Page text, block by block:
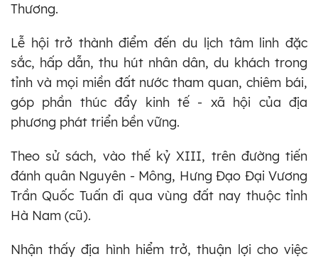
Thương.
Lễ hội trở thành điểm đến du lịch tâm linh đặc
sắc, hấp dẫn, thu hút nhân dân, du khách trong
tỉnh và mọi miền đất nước tham quan, chiêm bái,
góp phần thúc đẩy kinh tế - xã hội của địa
phương phát triển bền vững.
Theo sử sách, vào thế kỷ XIII, trên đường tiến
đánh quân Nguyên - Mông, Hưng Đạo Đại Vương
Trần Quốc Tuấn đi qua vùng đất nay thuộc tỉnh
Hà Nam (cũ).
Nhận thấy địa hình hiểm trở, thuận lợi cho việc